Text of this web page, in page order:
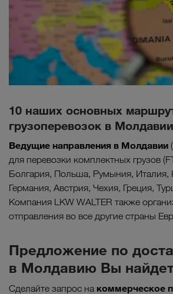
10 наших основных
грузоперевозок в
Ведущие направления в Молдавии
для перевозки комплектных грузов
Болгария, Польша, Румыния, Италия,
Германия, Австрия, Чехия, Греция,
Компания LKW WALTER также
отправления во все другие страны
Предложение по
в Молдавию Вы
Сделайте запрос на коммерческое